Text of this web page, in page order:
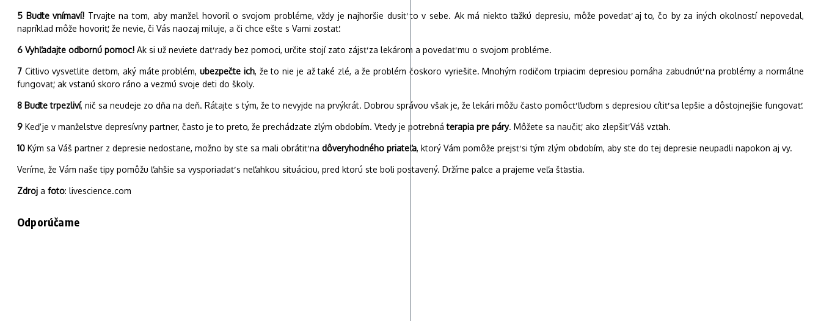
5 Buďte vnímaví! Trvajte na tom, aby manžel hovoril o svojom probléme, vždy je najhoršie dusiť to v sebe. Ak má niekto ťažkú depresiu, môže povedať aj to, čo by za iných okolností nepovedal,
napríklad môže hovoriť, že nevie, či Vás naozaj miluje, a či chce ešte s Vami zostať.
6 Vyhľadajte odbornú pomoc! Ak si už neviete dať rady bez pomoci, určite stojí zato zájsť za lekárom a povedať mu o svojom probléme.
7 Citlivo vysvetlite deťom, aký máte problém,ubezpečte ich, že to nie je až také zlé, a že problém čoskoro vyriešite. Mnohým rodičom trpiacim depresiou pomáha zabudnúť na problémy a normálne
fungovať, ak vstanú skoro ráno a vezmú svoje deti do školy.
8 Buďte trpezliví, nič sa neudeje zo dňa na deň. Rátajte s tým, že to nevyjde na prvýkrát. Dobrou správou však je, že lekári môžu často pomôcť ľuďom s depresiou cítiť sa lepšie a dôstojnejšie fungovať.
9 Keď je v manželstve depresívny partner, často je to preto, že prechádzate zlým obdobím. Vtedy je potrebnáterapia pre páry. Môžete sa naučiť, ako zlepšiť Váš vzťah.
10 Kým sa Váš partner z depresie nedostane, možno by ste sa mali obrátiť na dôveryhodného priateľa, ktorý Vám pomôže prejsť si tým zlým obdobím, aby ste do tej depresie neupadli napokon aj vy.
Veríme, že Vám naše tipy pomôžu ľahšie sa vysporiadať s neľahkou situáciou, pred ktorú ste boli postavený. Držíme palce a prajeme veľa šťastia.
Zdroj a foto: livescience.com
Odporúčame